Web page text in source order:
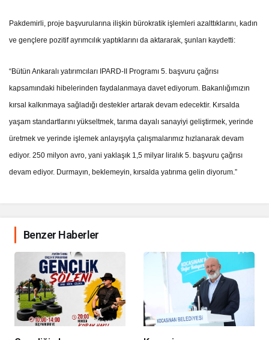
Pakdemirli, proje başvurularına ilişkin bürokratik işlemleri azalttıklarını, kadın
ve gençlere pozitif ayrımcılık yaptıklarını da aktararak, şunları kaydetti:
“Bütün Ankaralı yatırımcıları IPARD-II Programı 5. başvuru çağrısı
kapsamındaki hibelerinden faydalanmaya davet ediyorum. Bakanlığımızın
kırsal kalkınmaya sağladığı destekler artarak devam edecektir. Kırsalda
yaşam standartlarını yükseltmek, tarıma dayalı sanayiyi geliştirmek, yerinde
üretmek ve yerinde işlemek anlayışıyla çalışmalarımız hızlanarak devam
ediyor. 250 milyon avro, yani yaklaşık 1,5 milyar liralık 5. başvuru çağrısı
devam ediyor. Durmayın, beklemeyin, kırsalda yatırıma gelin diyorum.”
Benzer Haberler